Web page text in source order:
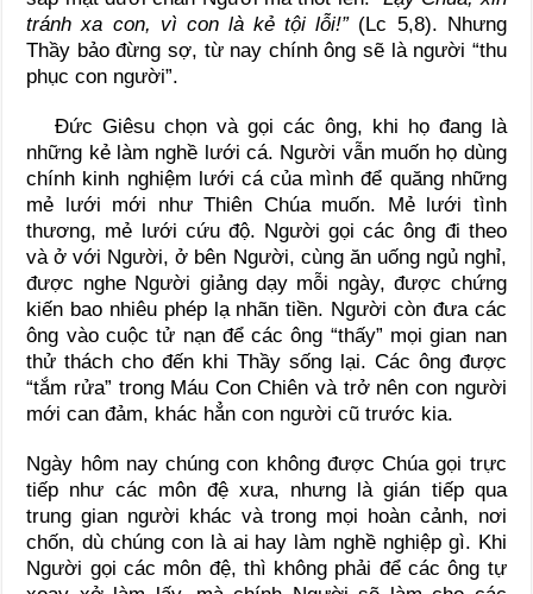
tránh xa con, vì con là kẻ tội lỗi!” (Lc 5,8). Nhưng
Thầy bảo đừng sợ, từ nay chính ông sẽ là người “thu
phục con người”.
Đức Giêsu chọn và gọi các ông, khi họ đang là
những kẻ làm nghề lưới cá. Người vẫn muốn họ dùng
chính kinh nghiệm lưới cá của mình để quăng những
mẻ lưới mới như Thiên Chúa muốn. Mẻ lưới tình
thương, mẻ lưới cứu độ. Người gọi các ông đi theo
và ở với Người, ở bên Người, cùng ăn uống ngủ nghỉ,
được nghe Người giảng dạy mỗi ngày, được chứng
kiến bao nhiêu phép lạ nhãn tiền. Người còn đưa các
ông vào cuộc tử nạn để các ông “thấy” mọi gian nan
thử thách cho đến khi Thầy sống lại. Các ông được
“tắm rửa” trong Máu Con Chiên và trở nên con người
mới can đảm, khác hẳn con người cũ trước kia.
Ngày hôm nay chúng con không được Chúa gọi trực
tiếp như các môn đệ xưa, nhưng là gián tiếp qua
trung gian người khác và trong mọi hoàn cảnh, nơi
chốn, dù chúng con là ai hay làm nghề nghiệp gì. Khi
Người gọi các môn đệ, thì không phải để các ông tự